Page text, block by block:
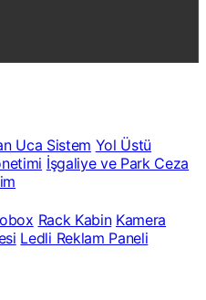
Uca Sistem Yol Üstü
İşgaliye ve Park Ceza
Rack Kabin Kamera
Ledli Reklam Paneli